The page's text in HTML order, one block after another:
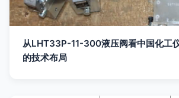
从LHT33P-11-300液压阀看中国化工
的技术布局